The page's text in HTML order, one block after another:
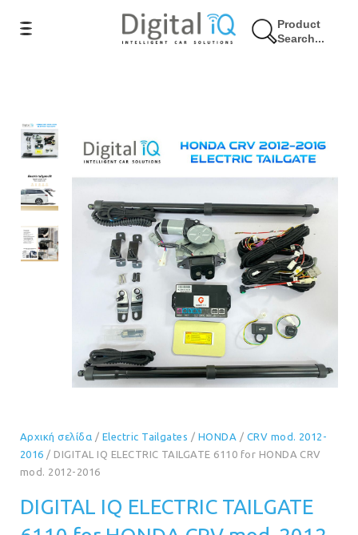
Product
Search...
Αρχική σελίδα / Electric Tailgates / HONDA / CRV mod. 2012-
2016 / DIGITAL IQ ELECTRIC TAILGATE 6110 for HONDA CRV
mod. 2012-2016
DIGITAL IQ ELECTRIC TAILGATE